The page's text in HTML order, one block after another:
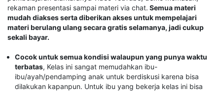
rekaman presentasi sampai materi via chat. Semua materi
mudah diakses serta diberikan akses untuk mempelajari
materi berulang ulang secara gratis selamanya, jadi cukup
sekali bayar.
Cocok untuk semua kondisi walaupun yang punya waktu
terbatas, Kelas ini sangat memudahkan ibu-
ibu/ayah/pendamping anak untuk berdiskusi karena bisa
dilakukan kapanpun. Untuk ibu yang bekerja kelas ini bisa